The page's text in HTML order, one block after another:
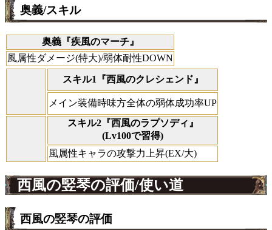
奥義/スキル
奥義『疾風のマーチ』
風属性ダメージ(特大)/弱体耐性DOWN
スキル1『西風のクレシェンド』
メイン装備時味方全体の弱体成功率UP
スキル2『西風のラプソディ』
(Lv100で習得)
風属性キャラの攻撃力上昇(EX/大)
西風の竪琴の評価/使い道
西風の竪琴の評価